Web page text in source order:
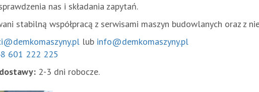
nas i składania zapytań.
stabilną współpracą z serwisami maszyn budowlanych oraz z
lub info@demkomaszyny.pl
601 222 225
2-3 dni robocze.